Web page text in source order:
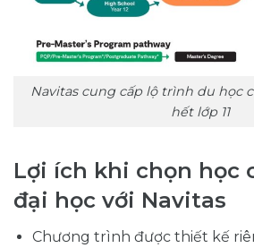
Navitas cung cấp lộ trình du học
hết lớp 11
Lợi ích khi chọn học
đại học với Navitas
Chương trình được thiết kế